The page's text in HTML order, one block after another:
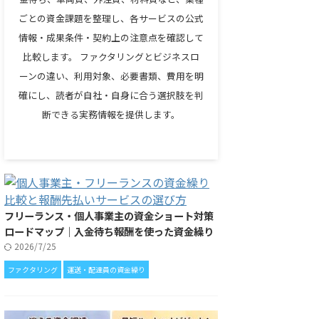
ごとの資金課題を整理し、各サービスの公式
情報・成果条件・契約上の注意点を確認して
比較します。 ファクタリングとビジネスロ
ーンの違い、利用対象、必要書類、費用を明
確にし、読者が自社・自身に合う選択肢を判
断できる実務情報を提供します。
フリーランス・個人事業主の資金ショート対策
ロードマップ｜入金待ち報酬を使った資金繰り
2026/7/25
ファクタリング 運送・配達員の資金繰り